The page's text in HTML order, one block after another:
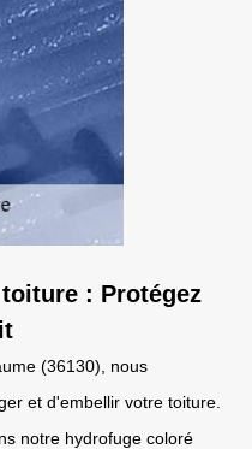
: Protégez
(36130), nous
et d'embellir votre toiture.
notre hydrofuge coloré